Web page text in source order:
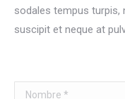
sodales tempus turpis,
suscipit et neque at
Nombre *